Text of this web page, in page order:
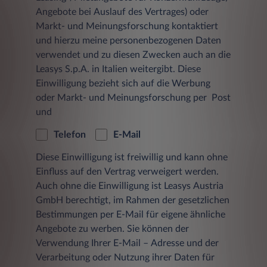
Bei jedem Zugriff eines Nutzers auf eine Seite
aus dem Angebot der Leasys Austria GmbH
und bei jedem Abruf einer Datei werden
Zugriffsdaten über diesen Vorgang in einer
Protokolldatei auf einem Server gespeichert.
Jeder Datensatz besteht aus:
der Seite, von der aus der Datei
angefordert wurde
dem Datum und der Uhrzeit der
Anforderung
der übertragenen Datenmenge
dem Zugriffsstatus (Datei übertragen,
Datei nicht gefunden etc.)
einer Beschreibung des Typs des
verwendeten Webbrowsers
Angebote bei Auslauf des Vertrages) oder
Markt- und Meinungsforschung kontaktiert
und hierzu meine personenbezogenen Daten
verwendet und zu diesen Zwecken auch an die
Leasys S.p.A. in Italien weitergibt. Diese
Einwilligung bezieht sich auf die Werbung
oder Markt- und Meinungsforschung per Post
und
Telefon E-Mail
Diese Einwilligung ist freiwillig und kann ohne
Einfluss auf den Vertrag verweigert werden.
Auch ohne die Einwilligung ist Leasys Austria
GmbH berechtigt, im Rahmen der gesetzlichen
Bestimmungen per E-Mail für eigene ähnliche
Angebote zu werben. Sie können der
Verwendung Ihrer E-Mail – Adresse und der
Verarbeitung oder Nutzung ihrer Daten für